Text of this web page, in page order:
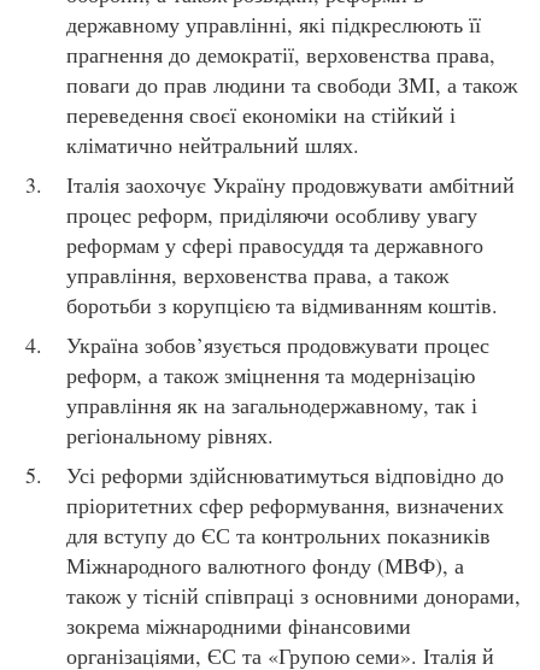
державному управлінні, які підкреслюють її
прагнення до демократії, верховенства права,
поваги до прав людини та свободи ЗМІ, а також
переведення своєї економіки на стійкий і
кліматично нейтральний шлях.
Італія заохочує Україну продовжувати амбітний
процес реформ, приділяючи особливу увагу
реформам у сфері правосуддя та державного
управління, верховенства права, а також
боротьби з корупцією та відмиванням коштів.
Україна зобов’язується продовжувати процес
реформ, а також зміцнення та модернізацію
управління як на загальнодержавному, так і
регіональному рівнях.
Усі реформи здійснюватимуться відповідно до
пріоритетних сфер реформування, визначених
для вступу до ЄС та контрольних показників
Міжнародного валютного фонду (МВФ), а
також у тісній співпраці з основними донорами,
зокрема міжнародними фінансовими
організаціями, ЄС та «Групою семи». Італія й